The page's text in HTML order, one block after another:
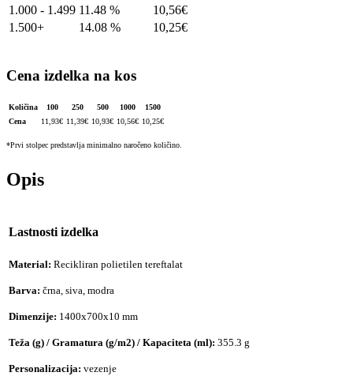
1.000 - 1.499 11.48 % 10,56€
1.500+
14.08 % 10,25€
Cena izdelka na kos
Količina 100 250 500 1000
1500
Cena
11,93€ 11,39€ 10,93€ 10,56€ 10,25€
*Prvi stolpec predstavlja minimalno naročeno količino.
Opis
Lastnosti izdelka
Material: Recikliran polietilen tereftalat
Barva: črna, siva, modra
Dimenzije: 1400x700x10 mm
Teža (g) / Gramatura (g/m2) / Kapaciteta (ml): 355.3 g
Personalizacija: vezenje